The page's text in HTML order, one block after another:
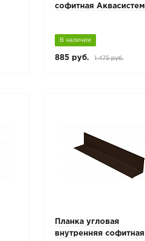
софитная Аквасистем
В наличии
885 руб. 1 475 руб.
Планка угловая
внутренняя софитная